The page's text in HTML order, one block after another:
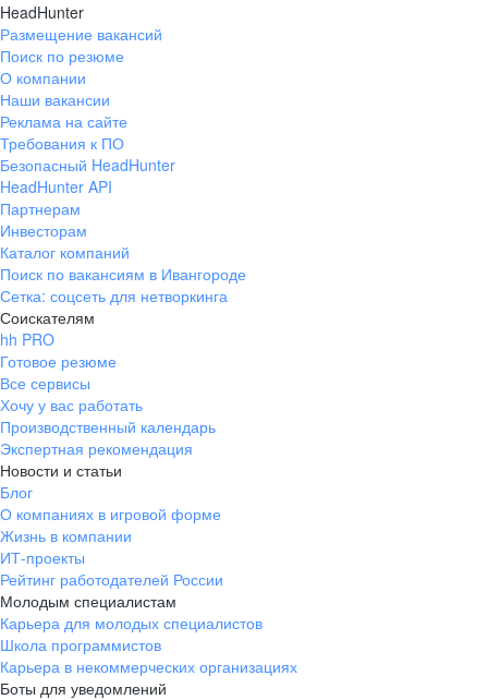
HeadHunter
Размещение вакансий
Поиск по резюме
О компании
Наши вакансии
Реклама на сайте
Требования к ПО
Безопасный HeadHunter
HeadHunter API
Партнерам
Инвесторам
Каталог компаний
Поиск по вакансиям в Ивангороде
Сетка: соцсеть для нетворкинга
Соискателям
hh PRO
Готовое резюме
Все сервисы
Хочу у вас работать
Производственный календарь
Экспертная рекомендация
Новости и статьи
Блог
О компаниях в игровой форме
Жизнь в компании
ИТ-проекты
Рейтинг работодателей России
Молодым специалистам
Карьера для молодых специалистов
Школа программистов
Карьера в некоммерческих организациях
Боты для уведомлений